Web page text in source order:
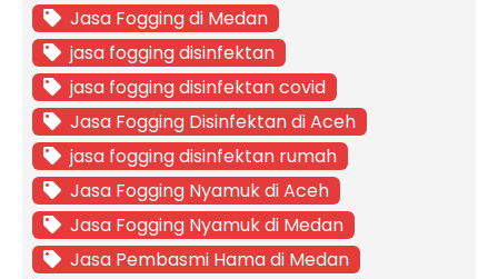
Jasa Fogging di Medan
jasa fogging disinfektan
jasa fogging disinfektan covid
Jasa Fogging Disinfektan di Aceh
jasa fogging disinfektan rumah
Jasa Fogging Nyamuk di Aceh
Jasa Fogging Nyamuk di Medan
Jasa Pembasmi Hama di Medan